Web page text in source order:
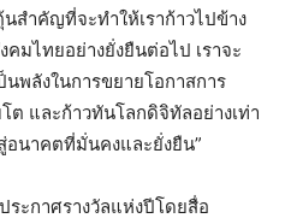
สำคัญที่จะทำให้เราก้าวไปข้าง
มไทยอย่างยั่งยืนต่อไป เราจะ
พลังในการขยายโอกาสการ
และก้าวทันโลกดิจิทัลอย่างเท่า
อนาคตที่มั่นคงและยั่งยืน”
ระกาศรางวัลแห่งปีโดยสื่อ